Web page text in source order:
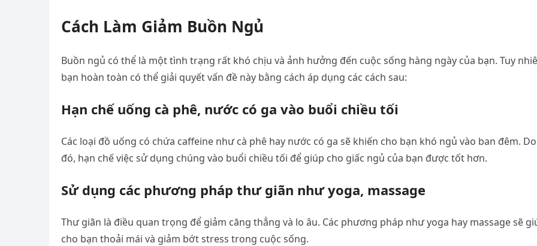
Cách Làm Giảm Buồn Ngủ
Buồn ngủ có thể là một tình trạng rất khó chịu và ảnh hưởng đến cuộc sống hàng ngày của bạn. Tuy
bạn hoàn toàn có thể giải quyết vấn đề này bằng cách áp dụng các cách sau:
Hạn chế uống cà phê, nước có ga vào buổi chiều tối
Các loại đồ uống có chứa caffeine như cà phê hay nước có ga sẽ khiến cho bạn khó ngủ vào ban đêm. Do
đó, hạn chế việc sử dụng chúng vào buổi chiều tối để giúp cho giấc ngủ của bạn được tốt hơn.
Sử dụng các phương pháp thư giãn như yoga, massage
Thư giãn là điều quan trọng để giảm căng thẳng và lo âu. Các phương pháp như yoga hay massage sẽ
cho bạn thoải mái và giảm bớt stress trong cuộc sống.